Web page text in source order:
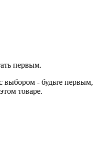
первым.
выбором - будьте первым,
товаре.